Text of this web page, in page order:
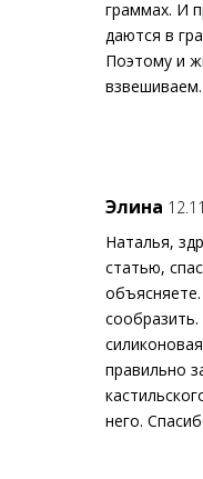
граммах. И
даются в
Поэтому и
взвешиваем.
Элина
Наталья,
статью,
правильно
него.